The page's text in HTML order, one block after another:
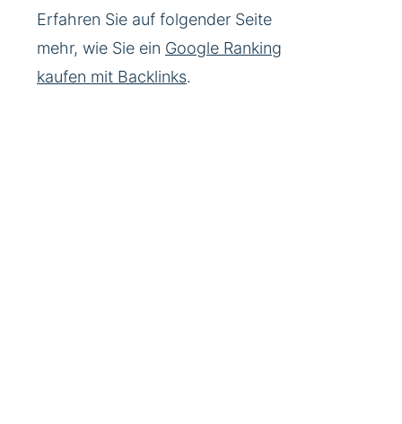
Erfahren Sie auf folgender Seite
mehr, wie Sie ein Google Ranking
kaufen mit Backlinks.